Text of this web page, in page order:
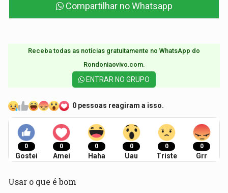
Compartilhar no Whatsapp
Receba todas as notícias gratuitamente no WhatsApp do
Rondoniaovivo.com.​
ENTRAR NO GRUPO
0 pessoas reagiram a isso.
0
Gostei
0
Amei
0
Haha
0
Uau
0
Triste
0
Grr
Usar o que é bom